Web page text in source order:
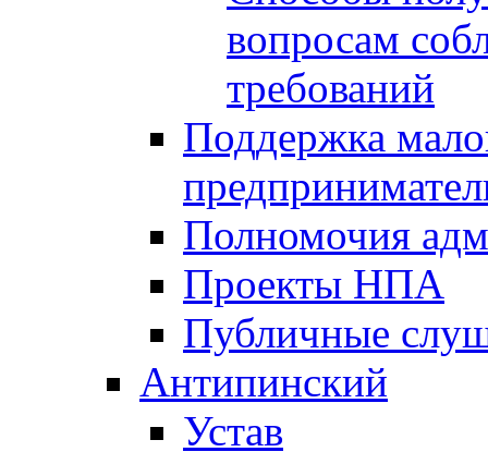
вопросам
требований
Поддержка
Полномочия
Проекты НПА
Публичные
Антипинский
Устав